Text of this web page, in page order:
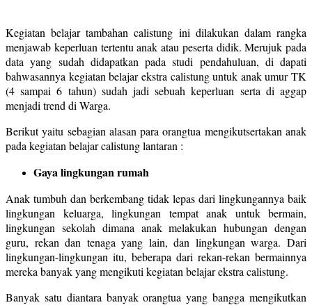
Kegiatan belajar tambahan calistung ini dilakukan dalam rangka
menjawab keperluan tertentu anak atau peserta didik. Merujuk pada
data yang sudah didapatkan pada studi pendahuluan, di dapati
bahwasannya kegiatan belajar ekstra calistung untuk anak umur TK
(4 sampai 6 tahun) sudah jadi sebuah keperluan serta di aggap
menjadi trend di Warga.
Berikut yaitu sebagian alasan para orangtua mengikutsertakan anak
pada kegiatan belajar calistung lantaran :
Gaya lingkungan rumah
Anak tumbuh dan berkembang tidak lepas dari lingkungannya baik
lingkungan keluarga, lingkungan tempat anak untuk bermain,
lingkungan sekolah dimana anak melakukan hubungan dengan
guru, rekan dan tenaga yang lain, dan lingkungan warga. Dari
lingkungan-lingkungan itu, beberapa dari rekan-rekan bermainnya
mereka banyak yang mengikuti kegiatan belajar ekstra calistung.
Banyak satu diantara banyak orangtua yang bangga mengikutkan